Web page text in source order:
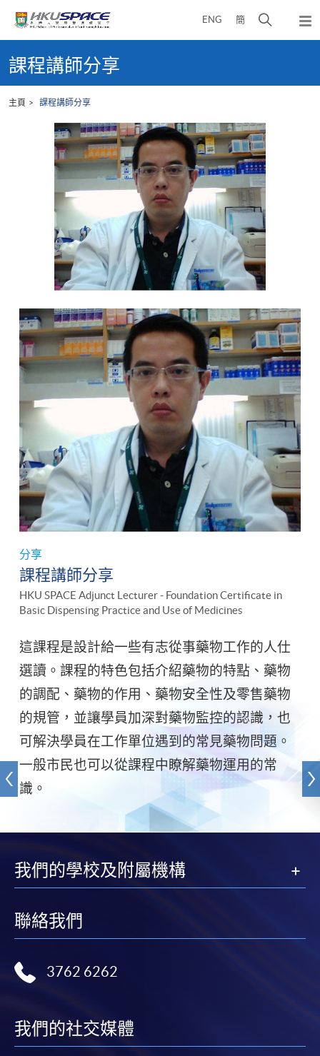
ENG 簡
開
彈
出
單
content
start課程講師分享
主頁 課程講師分享
分享
課程講師分享
HKU SPACE Adjunct Lecturer - Foundation Certificate in
Basic Dispensing Practice and Use of Medicines
這課程是設計給一些有志從事藥物工作的人仕
選讀。課程的特色包括介紹藥物的特點、藥物
的調配、藥物的作用、藥物安全性及零售藥物
的規管，並讓學員加深對藥物監控的認識，也
可解決學員在工作單位遇到的常見藥物問題。
一般市民也可以從課程中瞭解藥物運用的常
識。
我們的學校及附屬機構
聯絡我們
3762 6262
我們的社交媒體